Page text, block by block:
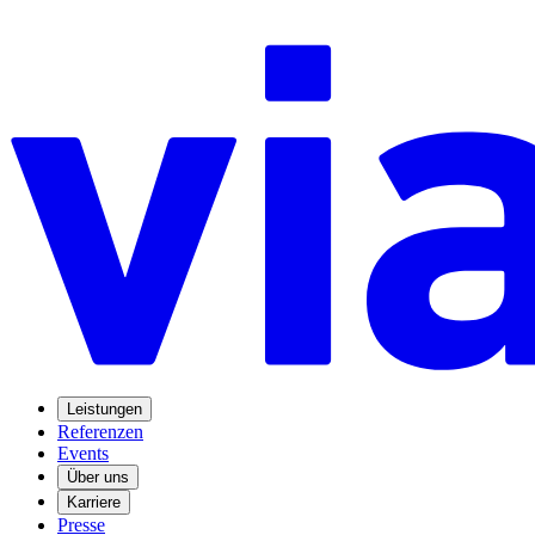
Leistungen
Referenzen
Events
Über uns
Karriere
Presse